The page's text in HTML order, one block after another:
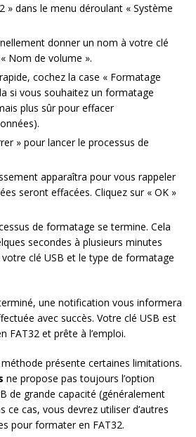
» dans le menu déroulant « Système
donner un nom à votre clé
Nom de volume ».
cochez la case « Formatage
si vous souhaitez un formatage
plus sûr pour effacer
» pour lancer le processus de
apparaîtra pour vous rappeler
seront effacées. Cliquez sur « OK »
de formatage se termine. Cela
secondes à plusieurs minutes
clé USB et le type de formatage
une notification vous informera
avec succès. Votre clé USB est
FAT32 et prête à l’emploi.
présente certaines limitations.
ne propose pas toujours l’option
de grande capacité (généralement
ce cas, vous devrez utiliser d’autres
pour formater en FAT32.